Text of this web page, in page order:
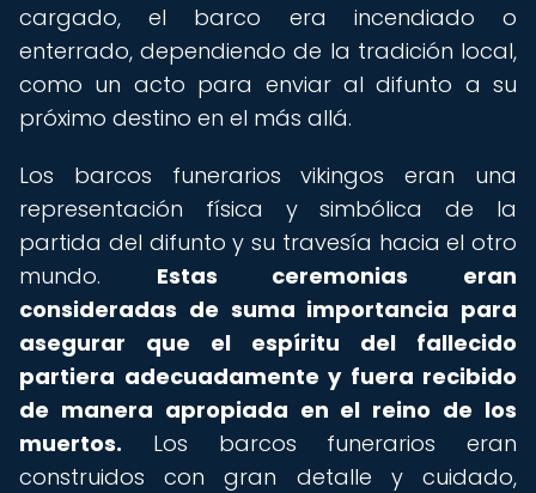
cargado, el barco era incendiado o
enterrado, dependiendo de la tradición local,
como un acto para enviar al difunto a su
próximo destino en el más allá.
Los barcos funerarios vikingos eran una
representación física y simbólica de la
partida del difunto y su travesía hacia el otro
mundo. Estas ceremonias eran
consideradas de suma importancia para
asegurar que el espíritu del fallecido
partiera adecuadamente y fuera recibido
de manera apropiada en el reino de los
muertos. Los barcos funerarios eran
construidos con gran detalle y cuidado,